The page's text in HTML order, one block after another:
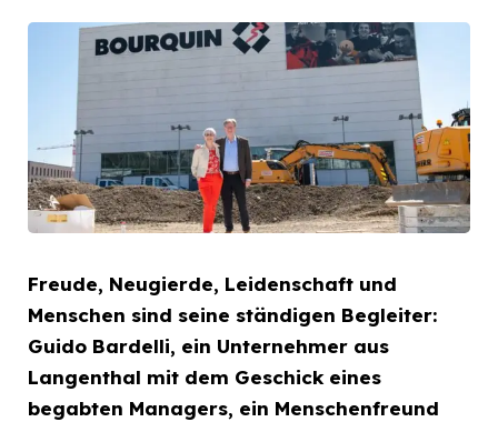
Freude, Neugierde, Leidenschaft und
Menschen sind seine ständigen Begleiter:
Guido Bardelli, ein Unternehmer aus
Langenthal mit dem Geschick eines
begabten Managers, ein Menschenfreund